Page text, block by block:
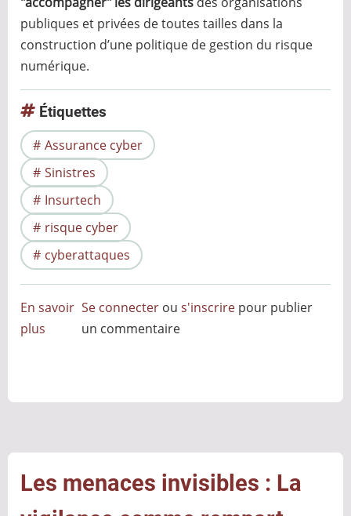
publiques et privées de toutes tailles dans la
construction d’une politique de gestion du risque
numérique.
Étiquettes
Assurance cyber
Sinistres
Insurtech
risque cyber
cyberattaques
En savoir
plus
crise
?
Se connecter ous'inscrire pour publier
un commentaire
Les menaces invisibles : La